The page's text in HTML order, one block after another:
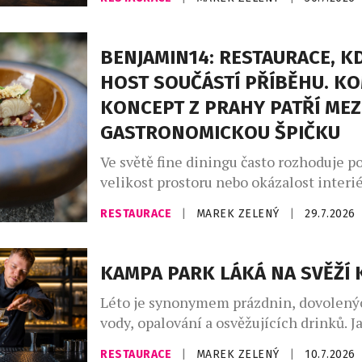
napříč kontinenty, chutěmi i vinařskými
připravila na podzim 2026 sérii tří
degustačních večerů. Dva z nich se
restauraci PRU58, jeden v […]
BENJAMIN14: RESTAURACE,
HOST SOUČÁSTÍ PŘÍBĚHU.
KONCEPT Z PRAHY PATŘÍ
GASTRONOMICKOU ŠPIČKU
Ve světě fine diningu často rozhoduje
velikost prostoru nebo okázalost
Restaurace Benjamin14, která otevřela
roce 2018 v pražských Vršovicích, se
prostor pro pouhých deset hostů. Místo
servisu přišel osobní dialog. A místo
kuchyní a hostem vznikla restaurace,
RESTAURACE MAREK ZELENÝ 29.7.2026
KAMPA PARK LÁKÁ NA SVĚŽÍ
Léto je synonymem prázdnin,
vody, opalování a osvěžujících drinků.
ve městě, když chodíte do práce?
RESTAURACE MAREK ZELENÝ 10.7.2026